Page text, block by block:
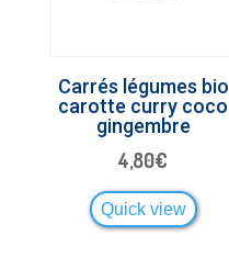
Carrés légumes bio
carotte curry coco
gingembre
4,80€
Quick view